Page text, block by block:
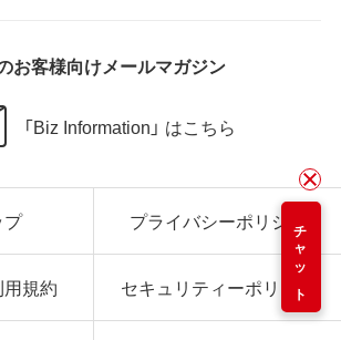
チャット
お客様向けメールマガジン
「Biz Information」 はこちら
プライバシーポリシー
規約 セキュリティーポリシー